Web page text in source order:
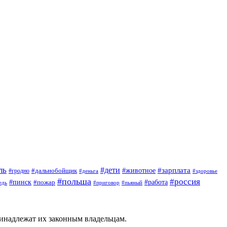
#гродно #дальнобойщик #деньга #дети #животное #зарплата #здоровье
#пинск #пожар #польша #приговор #пьяный #работа #россия
их законным владельцам.